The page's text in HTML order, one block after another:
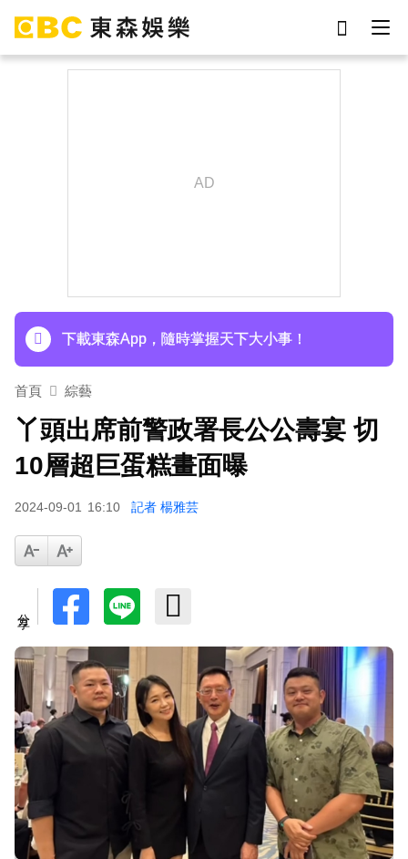
下載東森App，隨時掌握天下大小事！
埃及知名女星涉販毒！ 遭「判死刑」震撼社會
首頁 綜藝
丫頭出席前警政署長公公壽宴 切
10層超巨蛋糕畫面曝
2024-09-01 16:10 記者 楊雅芸